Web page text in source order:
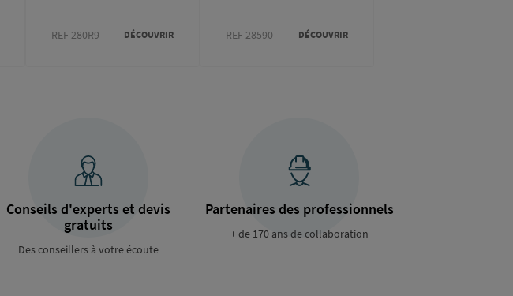
REF 280R9 DÉCOUVRIR REF 28590 DÉCOUVRIR
Conseils d'experts et devis
gratuits
Des conseillers à votre écoute
Partenaires des professionnels
+ de 170 ans de collaboration